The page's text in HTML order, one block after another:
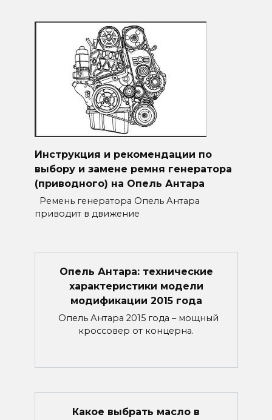
Инструкция и рекомендации по
выбору и замене ремня генератора
(приводного) на Опель Антара
Ремень генератора Опель Антара
приводит в движение
Опель Антара: технические
характеристики модели
модификации 2015 года
Опель Антара 2015 года – мощный
кроссовер от концерна.
Какое выбрать масло в